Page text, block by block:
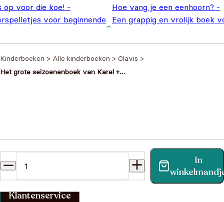
op voor die koe! -
voor beginnende
Hoe vang je een eenhoorn? -
Een grappig en vrolijk boek
Kinderboeken > Alle kinderboeken > Clavis >
Het grote seizoenenboek van Karel +
In
Vind binnen no-time antwoord op je vraag op onze
klantenservice pagina.
Klantenservice